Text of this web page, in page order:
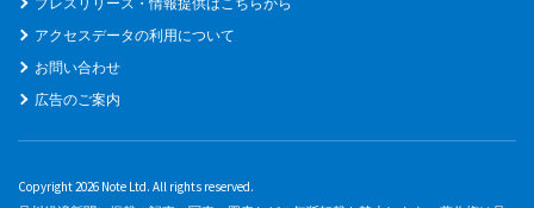
アクセスデータの利用について
お問い合わせ
広告のご案内
Copyright 2026 Note Ltd. All rights reserved.